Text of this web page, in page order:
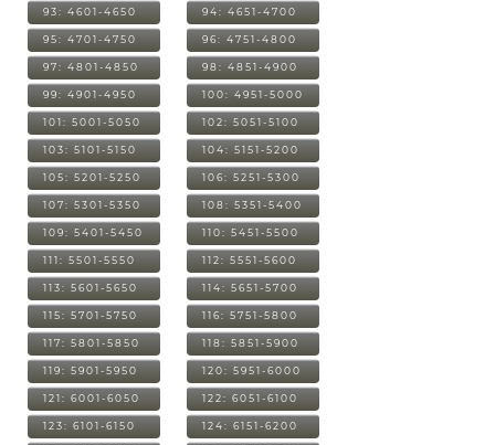
93: 4601-4650 94: 4651-4700
95: 4701-4750 96: 4751-4800
97: 4801-4850 98: 4851-4900
99: 4901-4950 100: 4951-5000
101: 5001-5050 102: 5051-5100
103: 5101-5150 104: 5151-5200
105: 5201-5250 106: 5251-5300
107: 5301-5350 108: 5351-5400
109: 5401-5450 110: 5451-5500
111: 5501-5550 112: 5551-5600
113: 5601-5650 114: 5651-5700
115: 5701-5750 116: 5751-5800
117: 5801-5850 118: 5851-5900
119: 5901-5950 120: 5951-6000
121: 6001-6050 122: 6051-6100
123: 6101-6150 124: 6151-6200